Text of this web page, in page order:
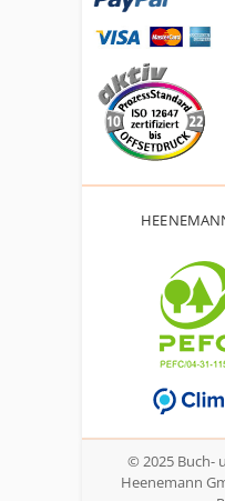
© 2025 Buch-
Heenemann